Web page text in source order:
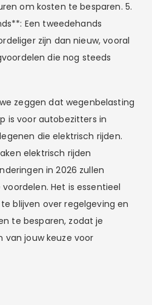
om kosten te besparen. 5.
Een tweedehands
zijn dan nieuw, vooral
die nog steeds
zeggen dat wegenbelasting
is voor autobezitters in
die elektrisch rijden.
elektrisch rijden
in 2026 zullen
Het is essentieel
blijven over regelgeving en
te besparen, zodat je
jouw keuze voor